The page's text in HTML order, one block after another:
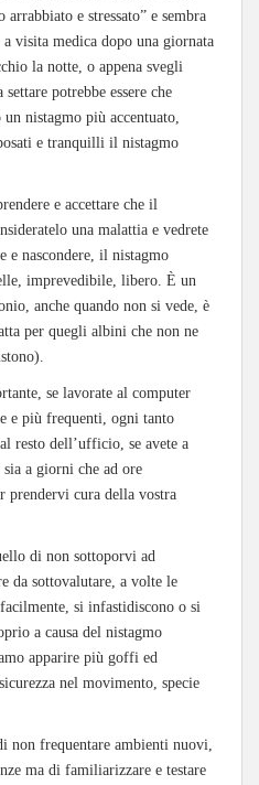
arrabbiato e stressato” e sembra
visita medica dopo una giornata
la notte, o appena svegli
potrebbe essere che
nistagmo più accentuato,
e tranquilli il nistagmo
e accettare che il
una malattia e vedrete
e nascondere, il nistagmo
imprevedibile, libero. È un
anche quando non si vede, è
per quegli albini che non ne
se lavorate al computer
e più frequenti, ogni tanto
resto dell’ufficio, se avete a
a giorni che ad ore
prendervi cura della vostra
di non sottoporvi ad
da sottovalutare, a volte le
si infastidiscono o si
a causa del nistagmo
apparire più goffi ed
nel movimento, specie
frequentare ambienti nuovi,
ma di familiarizzare e testare